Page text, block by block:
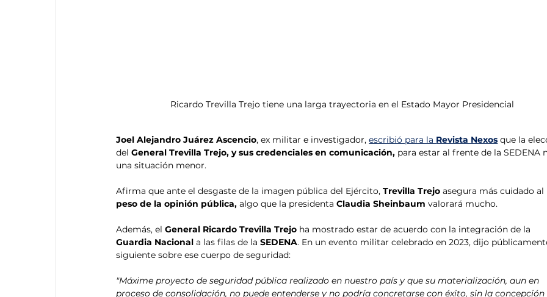
Ricardo Trevilla Trejo tiene una larga trayectoria en el Estado Mayor Presidencial
Joel Alejandro Juárez Ascencio, ex militar e investigador, escribió para la Revista Nexos que la
del General Trevilla Trejo, y sus credenciales en comunicación, para estar al frente de la SEDENA
una situación menor.
Afirma que ante el desgaste de la imagen pública del Ejército, Trevilla Trejo asegura más cuidado al
peso de la opinión pública, algo que la presidenta Claudia Sheinbaum valorará mucho.
Además, el General Ricardo Trevilla Trejo ha mostrado estar de acuerdo con la integración de la
Guardia Nacional a las filas de la SEDENA. En un evento militar celebrado en 2023, dijo
siguiente sobre ese cuerpo de seguridad:
"Máxime proyecto de seguridad pública realizado en nuestro país y que su materialización, aun en
proceso de consolidación, no puede entenderse y no podría concretarse con éxito, sin la concepción